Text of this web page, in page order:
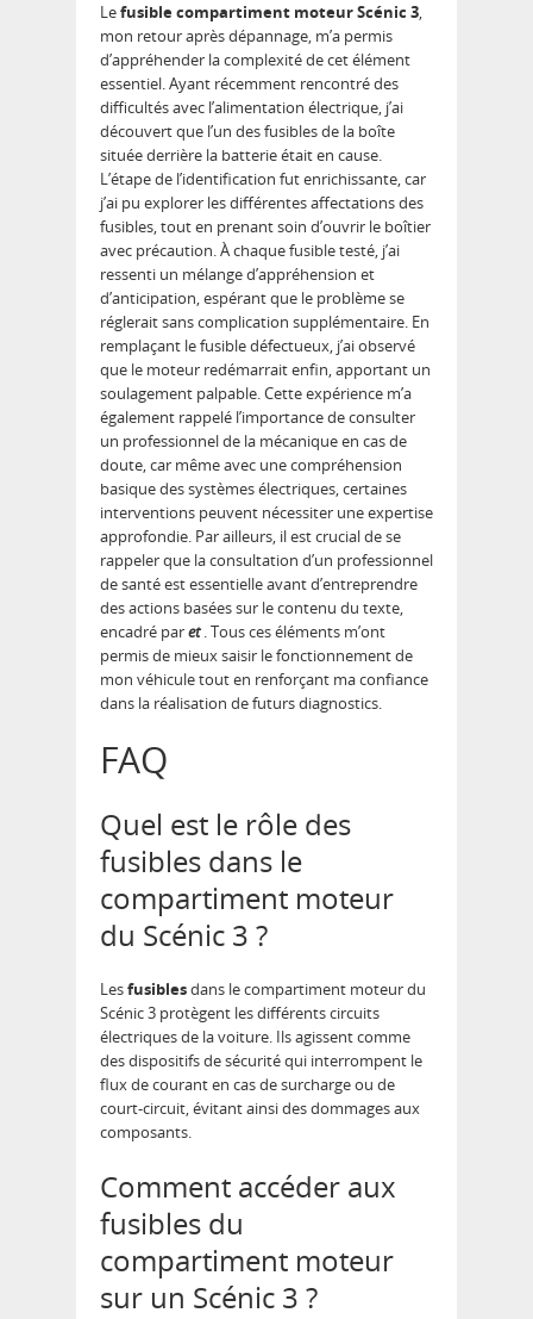
Lefusible compartiment moteur Scénic 3,
mon retour après dépannage, m’a permis
d’appréhender la complexité de cet élément
essentiel. Ayant récemment rencontré des
difficultés avec l’alimentation électrique, j’ai
découvert que l’un des fusibles de la boîte
située derrière la batterie était en cause.
L’étape de l’identification fut enrichissante, car
j’ai pu explorer les différentes affectations des
fusibles, tout en prenant soin d’ouvrir le boîtier
avec précaution. À chaque fusible testé, j’ai
ressenti un mélange d’appréhension et
d’anticipation, espérant que le problème se
réglerait sans complication supplémentaire. En
remplaçant le fusible défectueux, j’ai observé
que le moteur redémarrait enfin, apportant un
soulagement palpable. Cette expérience m’a
également rappelé l’importance de consulter
un professionnel de la mécanique en cas de
doute, car même avec une compréhension
basique des systèmes électriques, certaines
interventions peuvent nécessiter une expertise
approfondie. Par ailleurs, il est crucial de se
rappeler que la consultation d’un professionnel
de santé est essentielle avant d’entreprendre
des actions basées sur le contenu du texte,
encadré paret. Tous ces éléments m’ont
permis de mieux saisir le fonctionnement de
mon véhicule tout en renforçant ma confiance
dans la réalisation de futurs diagnostics.
FAQ
Quel est le rôle des
fusibles dans le
compartiment moteur
du Scénic 3 ?
Lesfusiblesdans le compartiment moteur du
Scénic 3 protègent les différents circuits
électriques de la voiture. Ils agissent comme
des dispositifs de sécurité qui interrompent le
flux de courant en cas de surcharge ou de
court-circuit, évitant ainsi des dommages aux
composants.
Comment accéder aux
fusibles du
compartiment moteur
sur un Scénic 3 ?